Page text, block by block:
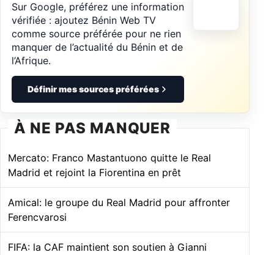
Sur Google, préférez une information
vérifiée : ajoutez Bénin Web TV
comme source préférée pour ne rien
manquer de l’actualité du Bénin et de
l’Afrique.
Définir mes sources préférées
À NE PAS MANQUER
Mercato: Franco Mastantuono quitte le Real
Madrid et rejoint la Fiorentina en prêt
Amical: le groupe du Real Madrid pour affronter
Ferencvarosi
FIFA: la CAF maintient son soutien à Gianni